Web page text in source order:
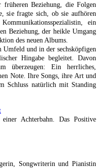
früheren Beziehung, die Folgen
sie fragte sich, ob sie aufhören
ein
Beziehung, der heikle Umgang
des neuen Albums.
und in der sechsköpfigen
Hingabe begleitet. Davon
überzeugen: Ein herrliches,
Note. Ihre Songs, ihre Art und
Schluss natürlich mit Standing
Achterbahn.
Das Positive
Songwriterin und Pianistin